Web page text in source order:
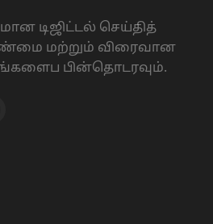
டிஜிட்டல் செய்தித்
மற்றும் விரைவான
பின்தொடரவும்.